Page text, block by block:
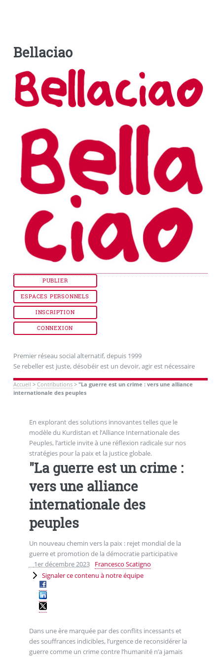
Bellaciao
PUBLIER
ESPACES PERSONNELS
INSCRIPTION
CONNEXION
Premier réseau social alternatif, depuis 1999
Se rebeller est juste, désobéir est un devoir, agir est nécessaire
Accueil > Contributions> "La guerre est un crime : vers une alliance
internationale des peuples
En explorant des solutions innovantes telles que le
modèle du Kurdistan et l’Alliance Internationale des
Peuples, l’article invite à une réflexion radicale sur nos
stratégies pour la paix et la justice globale.
"La guerre est un crime :
vers une alliance
internationale des
peuples
Un nouveau chemin vers la paix : rejet mondial de la
guerre et promotion de la démocratie participative
1er décembre 2023
Francesco Scatigno
Signaler ce contenu à notre équipe
Dans une ère marquée par des conflits incessants et
des souffrances indicibles, l’urgence de reconsidérer la
guerre comme un crime contre l’humanité n’a jamais